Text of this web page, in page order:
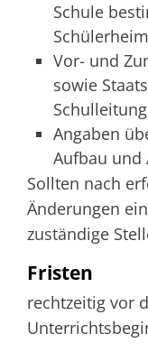
Schule
Vor- und
sowie
Angaben
Aufbau und
Sollten nach
Änderungen
zuständige
Fristen
rechtzeitig vor